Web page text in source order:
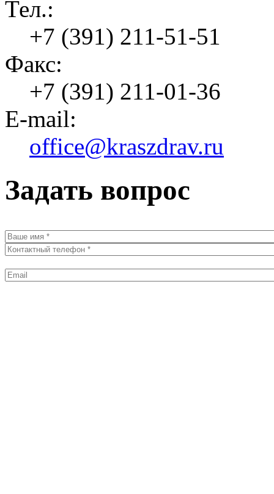
Тел.:
+7 (391) 211-51-51
Факс:
+7 (391) 211-01-36
E-mail:
office@kraszdrav.ru
Задать вопрос